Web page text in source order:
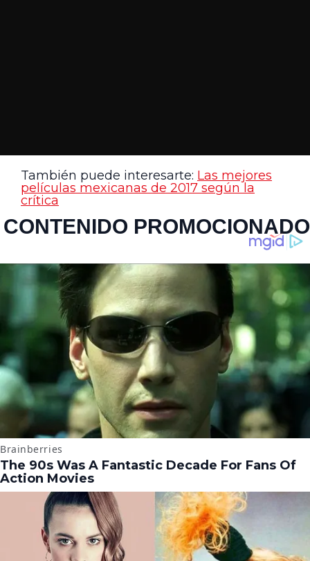
También puede interesarte: Las mejores
películas mexicanas de 2017 según la
crítica